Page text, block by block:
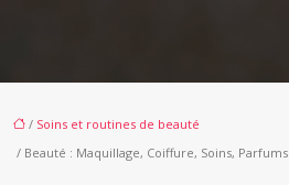
/ Soins et routines de beauté
/ Beauté : Maquillage, Coiffure, Soins,